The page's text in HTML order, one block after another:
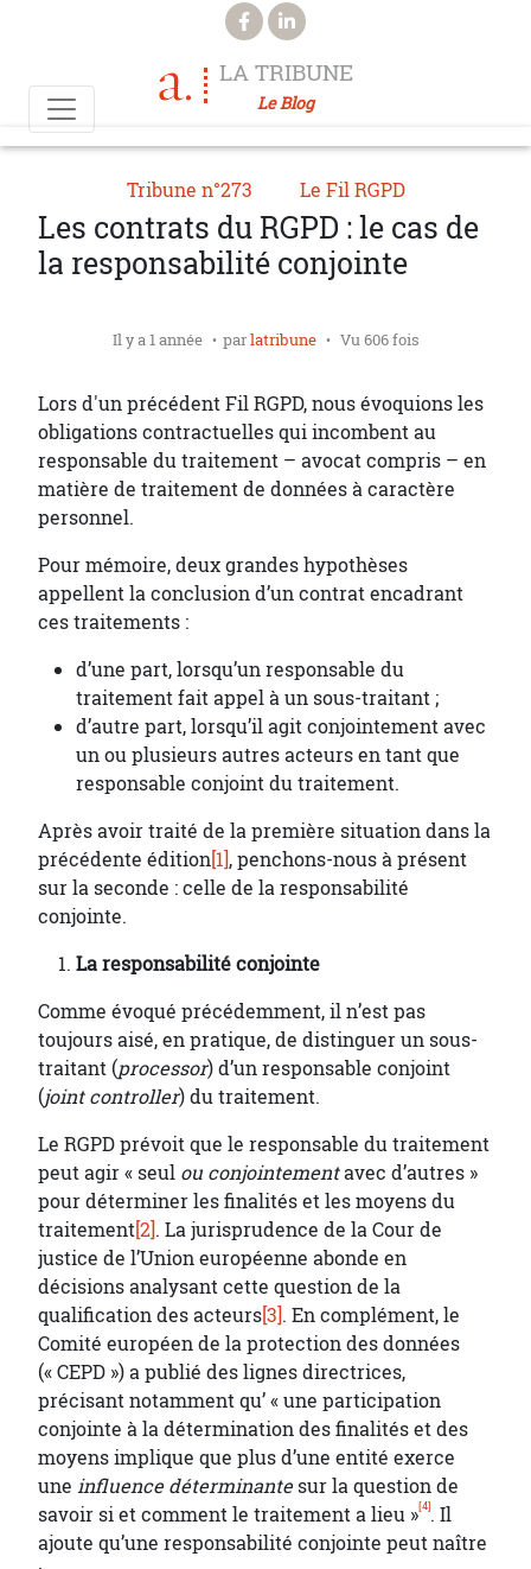
Aller au contenu principal
LA TRIBUNE
Le Blog
Tribune n°273 Le Fil RGPD
Les contrats du RGPD : le cas de
la responsabilité conjointe
Il y a 1 année parlatribune Vu 606 fois
Lors d'un précédent Fil RGPD, nous évoquions les
obligations contractuelles qui incombent au
responsable du traitement – avocat compris – en
matière de traitement de données à caractère
personnel.
Pour mémoire, deux grandes hypothèses
appellent la conclusion d’un contrat encadrant
ces traitements :
d’une part, lorsqu’un responsable du
traitement fait appel à un sous-traitant ;
d’autre part, lorsqu’il agit conjointement avec
un ou plusieurs autres acteurs en tant que
responsable conjoint du traitement.
Après avoir traité de la première situation dans la
précédente édition[1], penchons-nous à présent
sur la seconde : celle de la responsabilité
conjointe.
La responsabilité conjointe
Comme évoqué précédemment, il n’est pas
toujours aisé, en pratique, de distinguer un sous-
traitant (processor) d’un responsable conjoint
(joint controller) du traitement.
Le RGPD prévoit que le responsable du traitement
peut agir « seul ou conjointementavec d’autres »
pour déterminer les finalités et les moyens du
traitement[2]. La jurisprudence de la Cour de
justice de l’Union européenne abonde en
décisions analysant cette question de la
qualification des acteurs[3]. En complément, le
Comité européen de la protection des données
(« CEPD ») a publié des lignes directrices,
précisant notamment qu’ « une participation
conjointe à la détermination des finalités et des
moyens implique que plus d’une entité exerce
une influence déterminantesur la question de
savoir si et comment le traitement a lieu »[4]. Il
ajoute qu’une responsabilité conjointe peut naître